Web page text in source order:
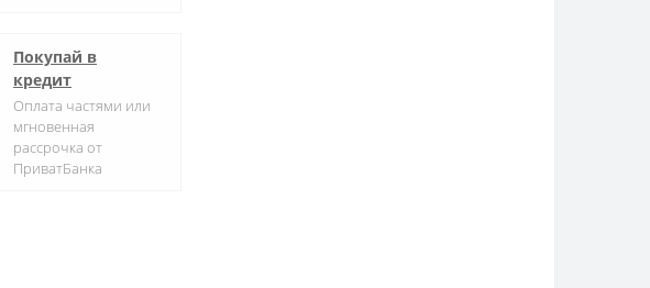
Покупай в
кредит
Оплата частями или
мгновенная
рассрочка от
ПриватБанка